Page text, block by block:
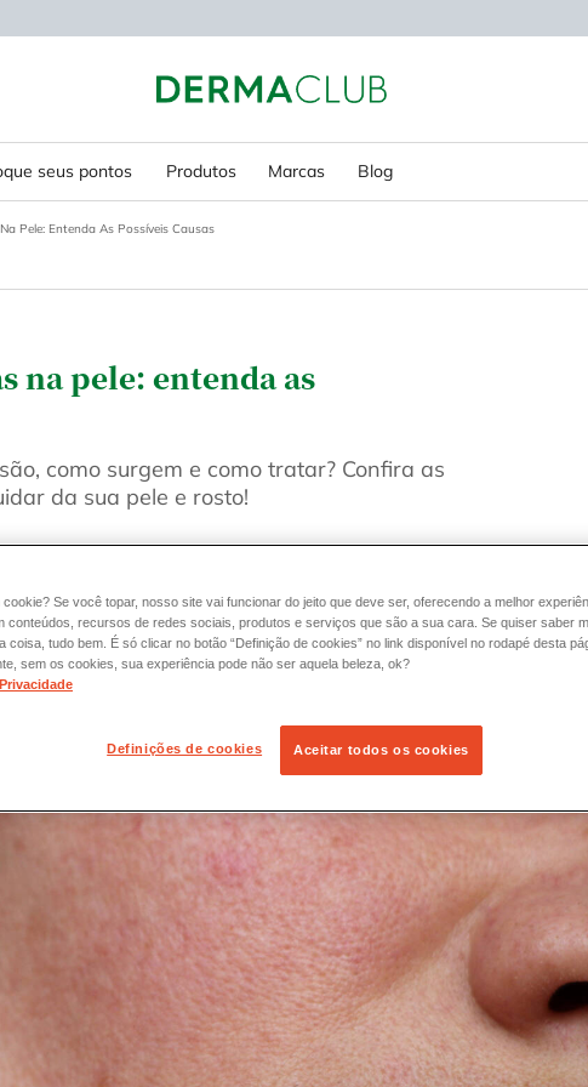
seus pontos Produtos Marcas Blog
Pele: Entenda As Possíveis Causas
na pele: entenda as
como surgem e como tratar? Confira as
da sua pele e rosto!
cookie? Se você topar, nosso site vai funcionar do jeito que deve ser, oferecendo a melhor
conteúdos, recursos de redes sociais, produtos e serviços que são a sua cara. Se quiser saber
coisa, tudo bem. É só clicar no botão “Definição de cookies” no link disponível no rodapé desta
sem os cookies, sua experiência pode não ser aquela beleza, ok?
Definições de cookies Aceitar todos os cookies